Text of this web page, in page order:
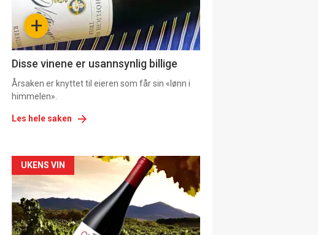
section
11
Dagens
rett
+
Disse vinene er usannsynlig billige
Årsaken er knyttet til eieren som får sin «lønn i
himmelen».
Les hele saken
Artikler
detail
-
UKENS VIN